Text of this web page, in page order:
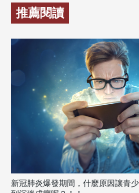
推薦閱讀
新冠肺炎爆發期間，什麼原因讓青